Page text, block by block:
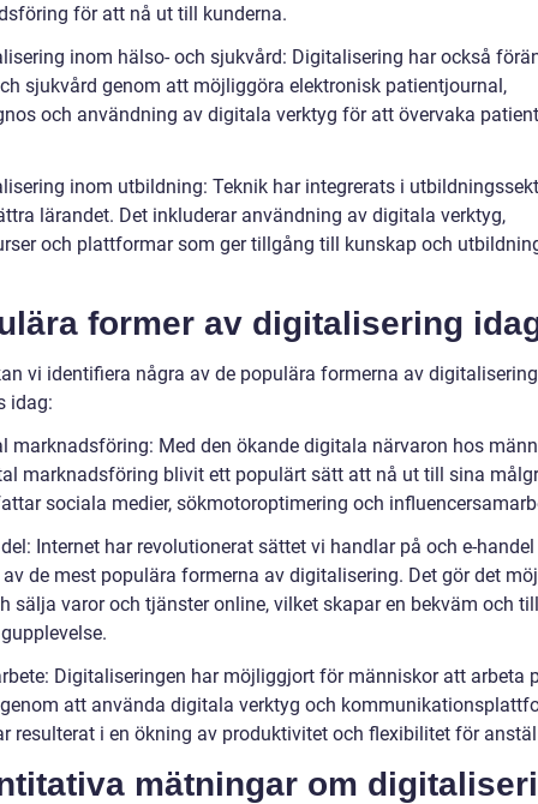
för att nå ut till kunderna.
inom hälso- och sjukvård: Digitalisering har också
sjukvård genom att möjliggöra elektronisk patientjournal,
och användning av digitala verktyg för att övervaka
inom utbildning: Teknik har integrerats i
lärandet. Det inkluderar användning av digitala verktyg,
och plattformar som ger tillgång till kunskap och
former av digitalisering
vi identifiera några av de populära formerna av
idag:
marknadsföring: Med den ökande digitala närvaron hos
marknadsföring blivit ett populärt sätt att nå ut till sina
sociala medier, sökmotoroptimering och
Internet har revolutionerat sättet vi handlar på och e-
de mest populära formerna av digitalisering. Det gör det
sälja varor och tjänster online, vilket skapar en bekväm och
Digitaliseringen har möjliggjort för människor att arbeta
att använda digitala verktyg och
resulterat i en ökning av produktivitet och flexibilitet för
mätningar om